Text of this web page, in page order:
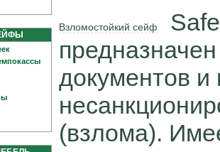
Взломостойкий сейф
документов и
(взлома).